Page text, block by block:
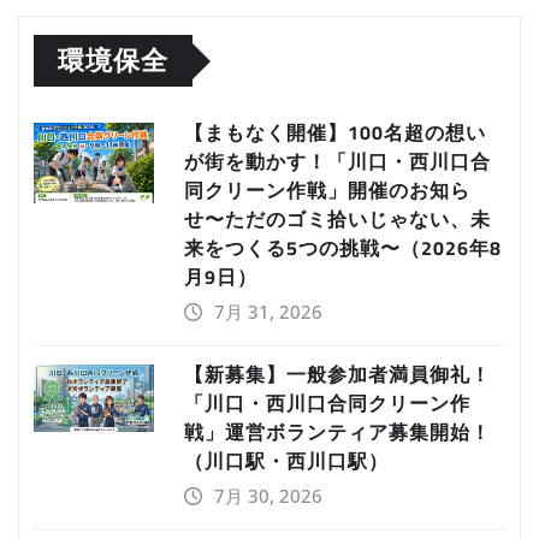
環境保全
【まもなく開催】100名超の想い
が街を動かす！「川口・西川口合
同クリーン作戦」開催のお知ら
せ〜ただのゴミ拾いじゃない、未
来をつくる5つの挑戦〜（2026年8
月9日）
7月 31, 2026
【新募集】一般参加者満員御礼！
「川口・西川口合同クリーン作
戦」運営ボランティア募集開始！
（川口駅・西川口駅）
7月 30, 2026